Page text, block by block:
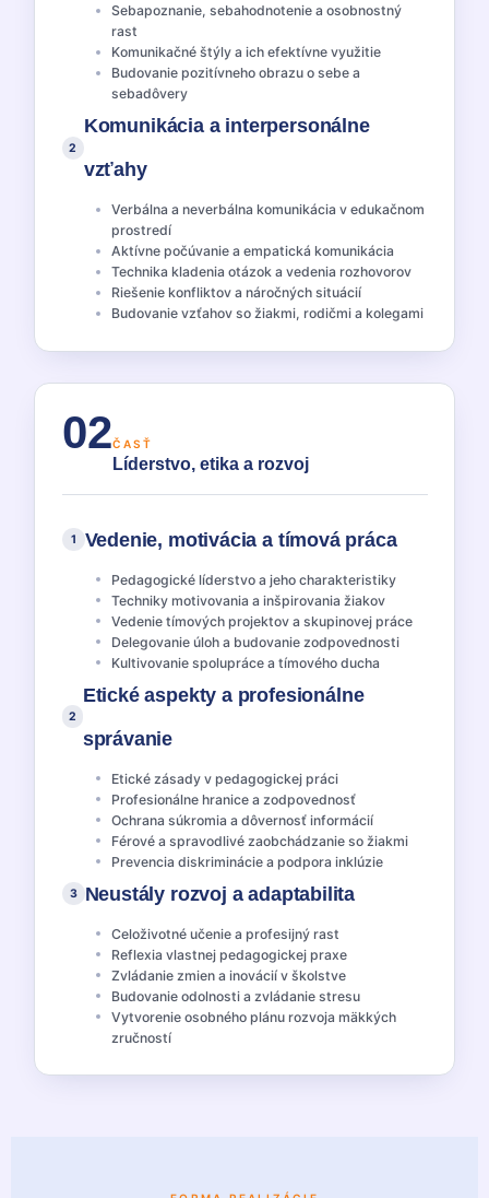
Sebapoznanie, sebahodnotenie a osobnostný
rast
Komunikačné štýly a ich efektívne využitie
Budovanie pozitívneho obrazu o sebe a
sebadôvery
2
Komunikácia a interpersonálne
vzťahy
Verbálna a neverbálna komunikácia v edukačnom
prostredí
Aktívne počúvanie a empatická komunikácia
Technika kladenia otázok a vedenia rozhovorov
Riešenie konfliktov a náročných situácií
Budovanie vzťahov so žiakmi, rodičmi a kolegami
02ČASŤ
Líderstvo, etika a rozvoj
1 Vedenie, motivácia a tímová práca
Pedagogické líderstvo a jeho charakteristiky
Techniky motivovania a inšpirovania žiakov
Vedenie tímových projektov a skupinovej práce
Delegovanie úloh a budovanie zodpovednosti
Kultivovanie spolupráce a tímového ducha
2
Etické aspekty a profesionálne
správanie
Etické zásady v pedagogickej práci
Profesionálne hranice a zodpovednosť
Ochrana súkromia a dôvernosť informácií
Férové a spravodlivé zaobchádzanie so žiakmi
Prevencia diskriminácie a podpora inklúzie
3 Neustály rozvoj a adaptabilita
Celoživotné učenie a profesijný rast
Reflexia vlastnej pedagogickej praxe
Zvládanie zmien a inovácií v školstve
Budovanie odolnosti a zvládanie stresu
Vytvorenie osobného plánu rozvoja mäkkých
zručností